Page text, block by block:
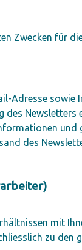
Zwecken für
Adresse sowie
Newsletters
und
des
mit
zu den